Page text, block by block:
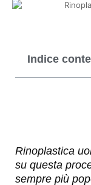
Indice
Rinoplastica
su questa
sempre più